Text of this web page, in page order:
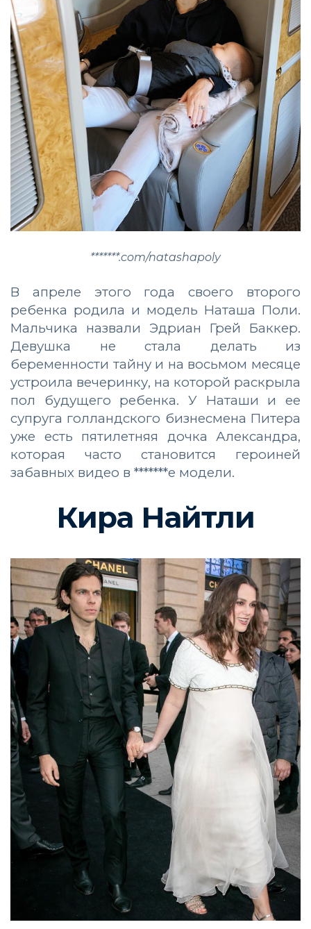
*******.com/natashapoly
В апреле этого года своего второго
ребенка родила и модель Наташа Поли.
Мальчика назвали Эдриан Грей Баккер.
Девушка не стала делать из
беременности тайну и на восьмом месяце
устроила вечеринку, на которой раскрыла
пол будущего ребенка. У Наташи и ее
супруга голландского бизнесмена Питера
уже есть пятилетняя дочка Александра,
которая часто становится героиней
забавных видео в *******е модели.
Кира Найтли